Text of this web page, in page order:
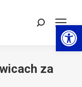
Szukaj:
za